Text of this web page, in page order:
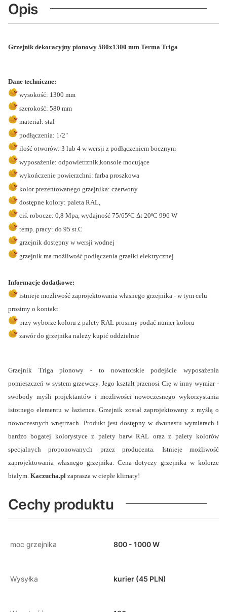
Opis
Grzejnik dekoracyjny pionowy 580x1300 mm Terma Triga
Dane techniczne:
wysokość: 1300 mm
szerokość: 580 mm
materiał: stal
podłączenia: 1/2"
ilość otworów: 3 lub 4 w wersji z podłączeniem bocznym
wyposażenie: odpowietrznik,konsole mocujące
wykończenie powierzchni: farba proszkowa
kolor prezentowanego grzejnika: czerwony
dostępne kolory: paleta RAL,
ciś. robocze: 0,8 Mpa, wydajność 75/65ºC Δt 20ºC 996 W
temp. pracy: do 95 st.C
grzejnik dostępny w wersji wodnej
grzejnik ma możliwość podłączenia grzałki elektrycznej
Informacje dodatkowe:
istnieje możliwość zaprojektowania własnego grzejnika - w tym celu
prosimy o kontakt
przy wyborze koloru z palety RAL prosimy podać numer koloru
zawór do grzejnika należy kupić oddzielnie
Grzejnik Triga pionowy - to nowatorskie podejście wyposażenia
pomieszczeń w system grzewczy. Jego kształt przenosi Cię w inny wymiar -
swobody myśli projektantów i możliwości nowoczesnego wykorzystania
istotnego elementu w łazience. Grzejnik został zaprojektowany z myślą o
nowoczesnych wnętrzach. Produkt jest dostępny w dwunastu wymiarach i
bardzo bogatej kolorystyce z palety barw RAL oraz z palety kolorów
specjalnych proponowanych przez producenta. Istnieje możliwość
zaprojektowania własnego grzejnika. Cena dotyczy grzejnika w kolorze
białym. Kaczucha.pl zaprasza w ciepłe klimaty!
Cechy produktu
moc grzejnika 800 - 1000 W
Wysyłka kurier (45 PLN)